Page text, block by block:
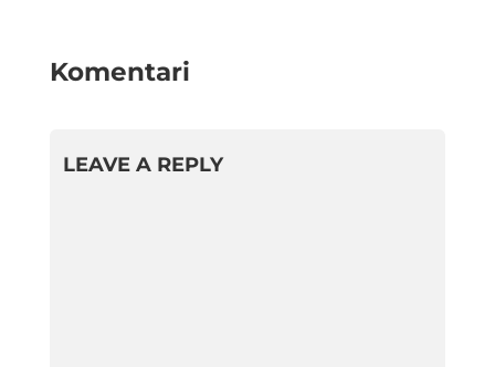
Komentari
LEAVE A REPLY